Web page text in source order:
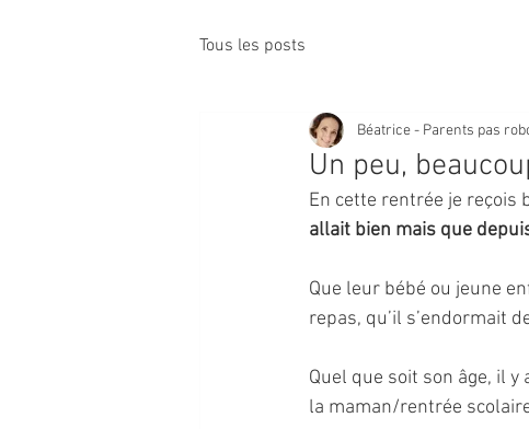
Tous les posts
Un peu,
Béatrice - Parents pas
En cette rentrée je reçois
allait bien mais que
Que leur bébé ou jeune
repas, qu’il s’endormait
Quel que soit son âge, il
la maman/rentrée